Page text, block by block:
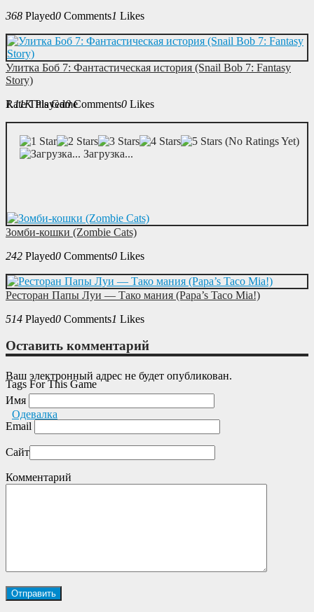
Rate This Game
(No Ratings Yet)
Загрузка...
Tags For This Game
Одевалка
368 Played0 Comments1 Likes
Улитка Боб 7: Фантастическая история (Snail Bob 7: Fantasy
Story)
1.11K Played0 Comments0 Likes
Зомби-кошки (Zombie Cats)
242 Played0 Comments0 Likes
Ресторан Папы Луи — Тако мания (Papa’s Taco Mia!)
514 Played0 Comments1 Likes
Оставить комментарий
Ваш электронный адрес не будет опубликован.
Имя
Email
Сайт
Комментарий